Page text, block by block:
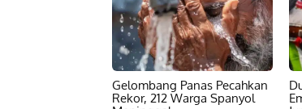
Gelombang Panas Pecahkan
Rekor, 212 Warga Spanyol